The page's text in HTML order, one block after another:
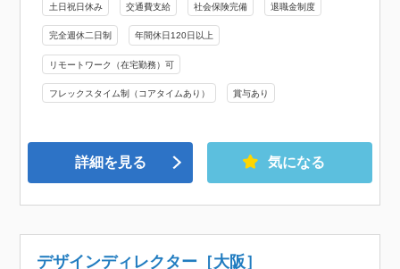
土日祝日休み 交通費支給 社会保険完備 退職金制度
完全週休二日制 年間休日120日以上
リモートワーク（在宅勤務）可
フレックスタイム制（コアタイムあり） 賞与あり
詳細を見る 気になる
デザインディレクター［大阪］